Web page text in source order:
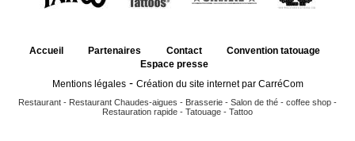
Accueil Partenaires Contact
Convention tatouage
Espace presse
Mentions légales- Création du site internet par CarréCom
Restaurant - Restaurant Chaudes-aigues - Brasserie - Salon de thé - coffee shop -
Restauration rapide - Tatouage - Tattoo